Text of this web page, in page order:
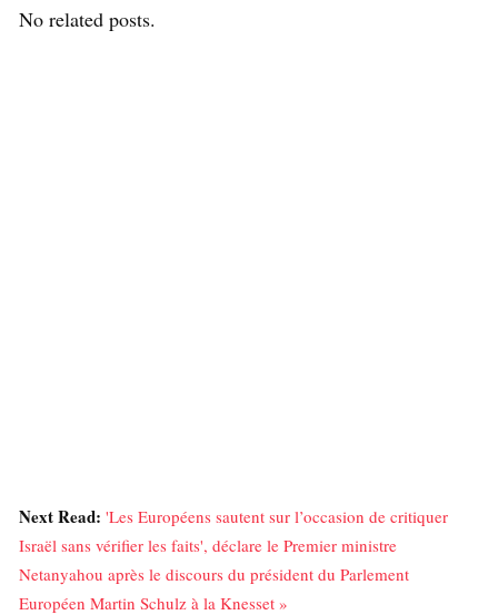
No related posts.
Next Read: 'Les Européens sautent sur l’occasion de critiquer
Israël sans vérifier les faits', déclare le Premier ministre
Netanyahou après le discours du président du Parlement
Européen Martin Schulz à la Knesset »